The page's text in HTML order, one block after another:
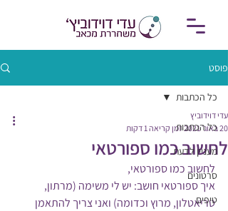
פוסט
כל הכתבות
מעניין לדעת
סרטונים
טיפים
כל הכתבות
לחשוב כמו ספורטאי
עדי דוידוביץ
20 באוג׳ 2021
זמן קריאה 1 דקות
לחשוב כמו ספורטאי,
איך ספורטאי חושב: יש לי משימה (מרתון,
טריאטלון, מרוץ וכדומה) ואני צריך להתאמן